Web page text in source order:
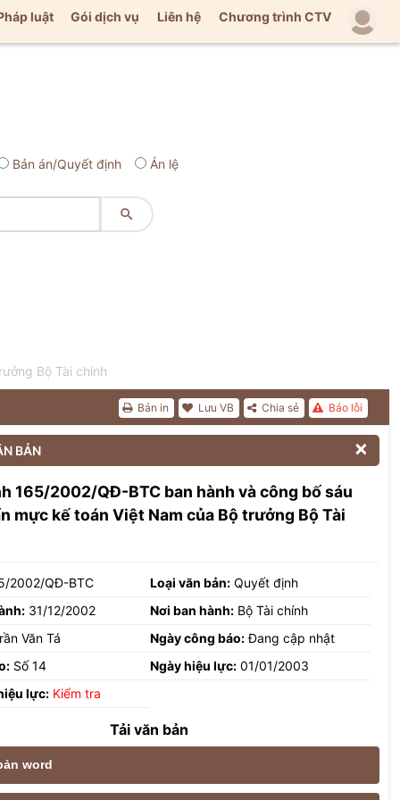
luật Gói dịch vụ Liên hệ Chương trình CTV
Bản án/Quyết định Án lệ

Bộ Tài chính
Báo lỗi
Chia sẻ
Lưu VB
Bản in
BẢN 
165/2002/QĐ-BTC ban hành và công bố sáu
mực kế toán Việt Nam của Bộ trưởng Bộ Tài
2002/QĐ-BTC Loại văn bản: Quyết định
31/12/2002 Nơi ban hành: Bộ Tài chính
Văn Tá Ngày công báo:Đang cập nhật
Số 14 Ngày hiệu lực: 01/01/2003
lực: Kiểm tra
Tải văn bản
word